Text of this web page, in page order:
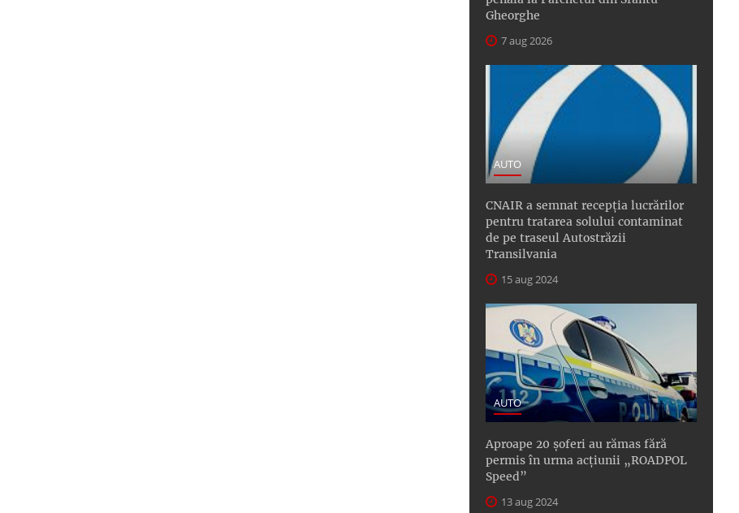
Gheorghe
7 aug 2026
AUTO
CNAIR a semnat recepţia lucrărilor
pentru tratarea solului contaminat
de pe traseul Autostrăzii
Transilvania
15 aug 2024
AUTO
Aproape 20 șoferi au rămas fără
permis în urma acțiunii „ROADPOL
Speed”
13 aug 2024